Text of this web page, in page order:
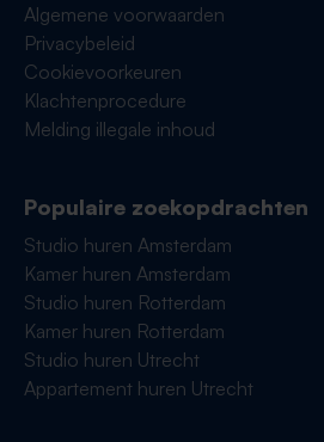
Algemene voorwaarden
Privacybeleid
Cookievoorkeuren
Klachtenprocedure
Melding illegale inhoud
Populaire zoekopdrachten
Studio huren Amsterdam
Kamer huren Amsterdam
Studio huren Rotterdam
Kamer huren Rotterdam
Studio huren Utrecht
Appartement huren Utrecht